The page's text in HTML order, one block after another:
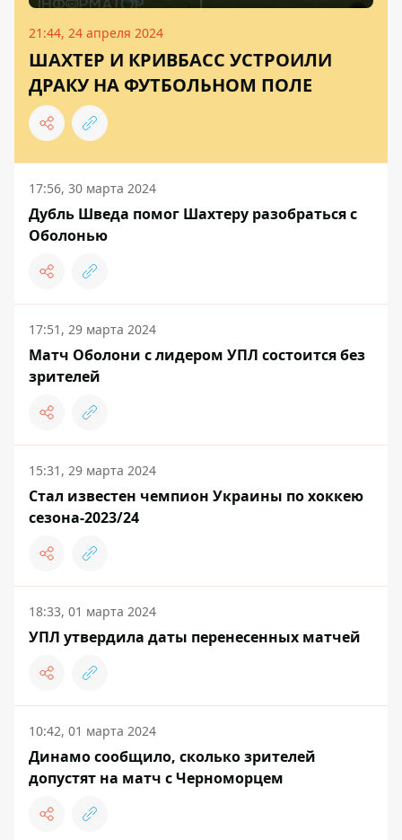
21:44, 24 апреля 2024
ШАХТЕР И КРИВБАСС УСТРОИЛИ
ДРАКУ НА ФУТБОЛЬНОМ ПОЛЕ
17:56, 30 марта 2024
Дубль Шведа помог Шахтеру разобраться с
Оболонью
17:51, 29 марта 2024
Матч Оболони с лидером УПЛ состоится без
зрителей
15:31, 29 марта 2024
Стал известен чемпион Украины по хоккею
сезона-2023/24
18:33, 01 марта 2024
УПЛ утвердила даты перенесенных матчей
10:42, 01 марта 2024
Динамо сообщило, сколько зрителей
допустят на матч с Черноморцем